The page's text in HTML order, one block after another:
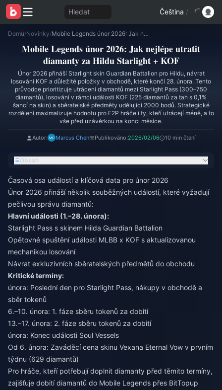
Hledat Čeština /
Domů/Novinky/ Mobile Legends únor 2026: Jak nejlépe utratit diamanty za Hildu Starlight + KOF
Mobile Legends únor 2026: Jak nejlépe utratit
diamanty za Hildu Starlight + KOF
Únor 2026 přináší Starlight skin Guardian Battalion pro Hildu, návrat
losování KOF a důležité položky v obchodě, které končí 28. února. Tento
průvodce prioritizuje utrácení diamantů mezi Starlight Pass (300–750
diamantů), losování v rámci události KOF (225 diamantů za tah s 0,1%
šancí na skin) a sběratelské předměty udělující 2000 bodů. Strategické
rozdělení maximalizuje hodnotu pro F2P hráče i ty, kteří utrácejí méně, a to
vše před uzávěrkou na konci měsíce.
Autor: Marcus Chen Publikováno:2026/02/06 10 min čtení
Obsah
Časová osa událostí a klíčová data pro únor 2026
Únor 2026 přináší několik souběžných událostí, které vyžadují
pečlivou správu diamantů:
Hlavní události (1.–28. února):
Starlight Pass s skinem Hilda Guardian Battalion
Opětovné spuštění události MLBB x KOF s aktualizovanou
mechanikou losování
Návrat exkluzivních sběratelských předmětů do obchodu
Kritické termíny:
února: Poslední den pro Starlight Pass, nákupy v obchodě a
sběr tokenů
6.–10. února: 1. fáze sběru tokenů za dobití
13.–17. února: 2. fáze sběru tokenů za dobití
února: Konec události Soul Vessels
Od 6. února: Zaváděcí cena skinu Vexana Eternal Vow v prvním
týdnu (629 diamantů)
Pro hráče, kteří potřebují doplnit diamanty před těmito termíny,
zajišťuje dobití diamantů do Mobile Legends přes BitTopup